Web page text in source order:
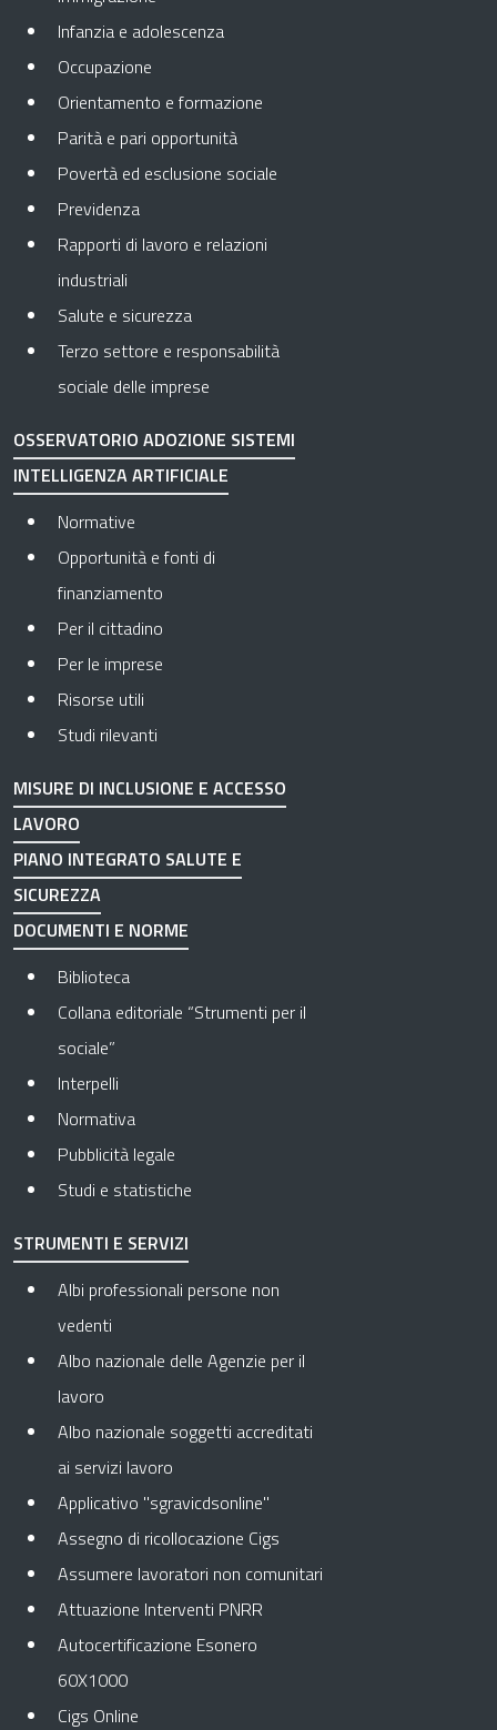
Infanzia e adolescenza
Occupazione
Orientamento e formazione
Parità e pari opportunità
Povertà ed esclusione sociale
Previdenza
Rapporti di lavoro e relazioni
industriali
Salute e sicurezza
Terzo settore e responsabilità
sociale delle imprese
OSSERVATORIO ADOZIONE SISTEMI
INTELLIGENZA ARTIFICIALE
Normative
Opportunità e fonti di
finanziamento
Per il cittadino
Per le imprese
Risorse utili
Studi rilevanti
MISURE DI INCLUSIONE E ACCESSO
LAVORO
PIANO INTEGRATO SALUTE E
SICUREZZA
DOCUMENTI E NORME
Biblioteca
Collana editoriale “Strumenti per il
sociale”
Interpelli
Normativa
Pubblicità legale
Studi e statistiche
STRUMENTI E SERVIZI
Albi professionali persone non
vedenti
Albo nazionale delle Agenzie per il
lavoro
Albo nazionale soggetti accreditati
ai servizi lavoro
Applicativo "sgravicdsonline"
Assegno di ricollocazione Cigs
Assumere lavoratori non comunitari
Attuazione Interventi PNRR
Autocertificazione Esonero
60X1000
Cigs Online